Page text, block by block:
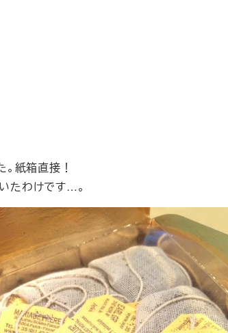
紙箱直接！
たわけです…。